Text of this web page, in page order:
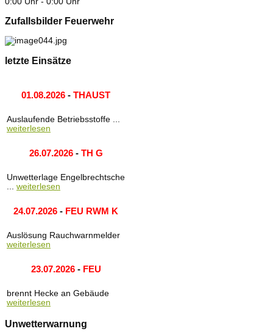
Zufallsbilder Feuerwehr
letzte Einsätze
01.08.2026 - THAUST
Auslaufende Betriebsstoffe ...
weiterlesen
26.07.2026- TH G
Unwetterlage Engelbrechtsche
... weiterlesen
24.07.2026 - FEU RWM K
Auslösung Rauchwarnmelder
weiterlesen
23.07.2026- FEU
brennt Hecke an Gebäude
weiterlesen
Unwetterwarnung